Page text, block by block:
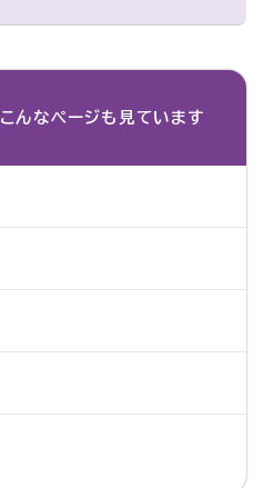
こんなページも見ています